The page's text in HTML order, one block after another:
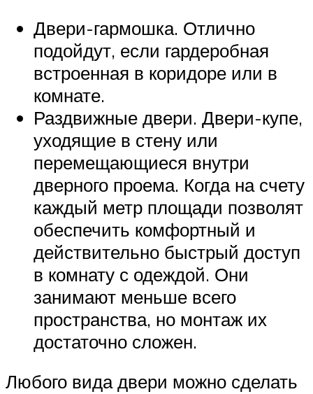
Двери-гармошка. Отлично
подойдут, если гардеробная
встроенная в коридоре или в
комнате.
Раздвижные двери. Двери-купе,
уходящие в стену или
перемещающиеся внутри
дверного проема. Когда на счету
каждый метр площади позволят
обеспечить комфортный и
действительно быстрый доступ
в комнату с одеждой. Они
занимают меньше всего
пространства, но монтаж их
достаточно сложен.
Любого вида двери можно сделать